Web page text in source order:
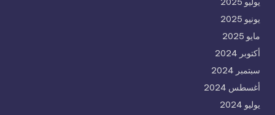
يونيو 2025
مايو 2025
أكتوبر 2024
سبتمبر 2024
أغسطس 2024
يوليو 2024